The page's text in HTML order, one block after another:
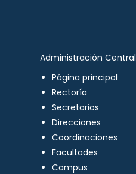
Administración Central
Página principal
Rectoría
Secretarios
Direcciones
Coordinaciones
Facultades
Campus